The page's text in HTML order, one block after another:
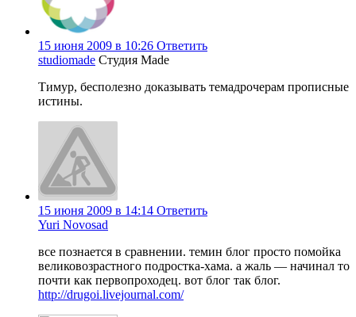
15 июня 2009 в 10:26 Ответить
studiomade Студия Made
Тимур, бесполезно доказывать темадрочерам прописные
истины.
15 июня 2009 в 14:14 Ответить
Yuri Novosad
все познается в сравнении. темин блог просто помойка
великовозрастного подростка-хама. а жаль — начинал то
почти как первопроходец. вот блог так блог.
http://drugoi.livejournal.com/